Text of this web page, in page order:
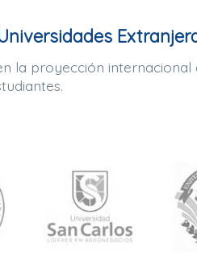
la proyección internacional